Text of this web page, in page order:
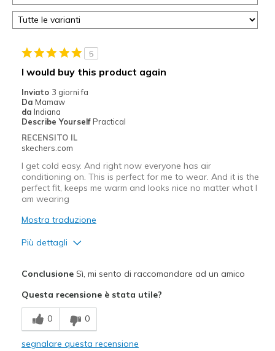
5
I would buy this product again
Inviato 3 giorni fa
Da Mamaw
da Indiana
Describe Yourself Practical
RECENSITO IL
skechers.com
I get cold easy. And right now everyone has air
conditioning on. This is perfect for me to wear. And it is the
perfect fit, keeps me warm and looks nice no matter what I
am wearing
Mostra traduzione
Più dettagli
Comfortable
Stylish
ConclusioneSì, mi sento di raccomandare ad un amico
Questa recensione è stata utile?
0 0
segnalare questa recensione